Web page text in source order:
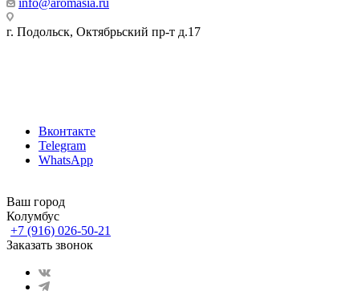
info@aromasia.ru
г. Подольск, Октябрьский пр-т д.17
Вконтакте
Telegram
WhatsApp
Ваш город
Колумбус
+7 (916) 026-50-21
Заказать звонок